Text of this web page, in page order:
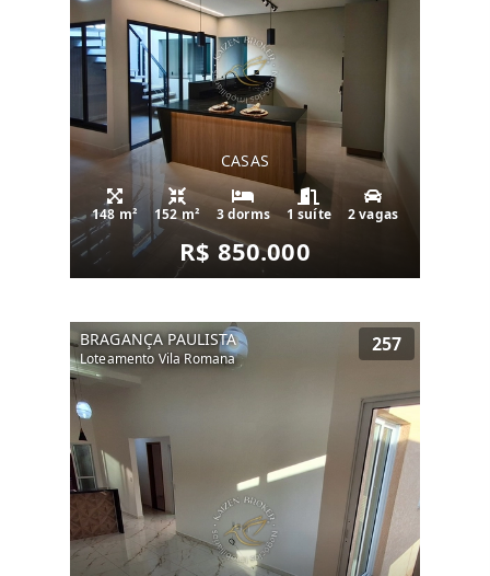
CASAS
148 m² 152 m² 3 dorms 1 suíte 2 vagas
R$ 850.000
BRAGANÇA PAULISTA
Loteamento Vila Romana
257